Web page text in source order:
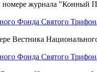
номере журнала "Конный
Фонда Святого
Вестника
Фонда Святого